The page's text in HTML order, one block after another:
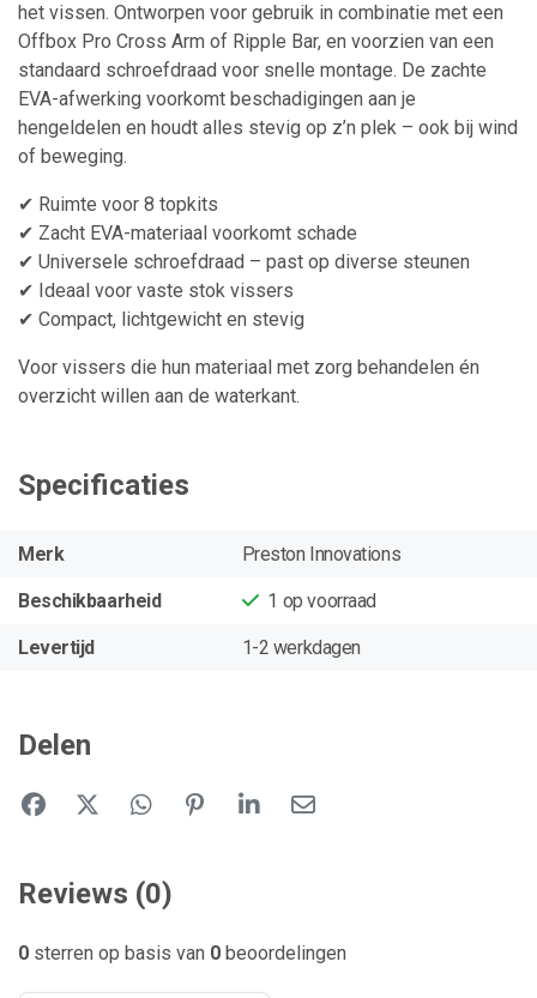
het vissen. Ontworpen voor gebruik in combinatie met een
Offbox Pro Cross Arm of Ripple Bar, en voorzien van een
standaard schroefdraad voor snelle montage. De zachte
EVA-afwerking voorkomt beschadigingen aan je
hengeldelen en houdt alles stevig op z’n plek – ook bij wind
of beweging.
✔ Ruimte voor 8 topkits
✔ Zacht EVA-materiaal voorkomt schade
✔ Universele schroefdraad – past op diverse steunen
✔ Ideaal voor vaste stok vissers
✔ Compact, lichtgewicht en stevig
Voor vissers die hun materiaal met zorg behandelen én
overzicht willen aan de waterkant.
Specificaties
Merk Preston Innovations
Beschikbaarheid 1 op voorraad
Levertijd 1-2 werkdagen
Delen
Reviews (0)
0 sterren op basis van 0 beoordelingen